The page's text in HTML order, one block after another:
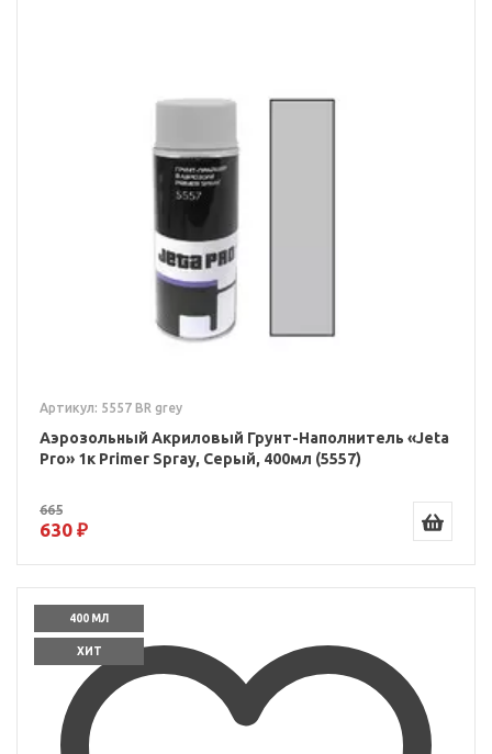
Артикул: 5557 BR grey
Аэрозольный Акриловый Грунт-Наполнитель «Jeta
Pro» 1к Primer Spray, Серый, 400мл (5557)
665
630 ₽
400 МЛ
ХИТ